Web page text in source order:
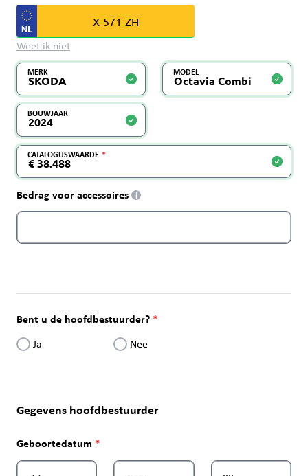
Weet ik niet
MERK MODEL
BOUWJAAR
CATALOGUSWAARDE
Bedrag voor accessoires i
Bent u de hoofdbestuurder?
Ja Nee
Gegevens hoofdbestuurder
Geboortedatum